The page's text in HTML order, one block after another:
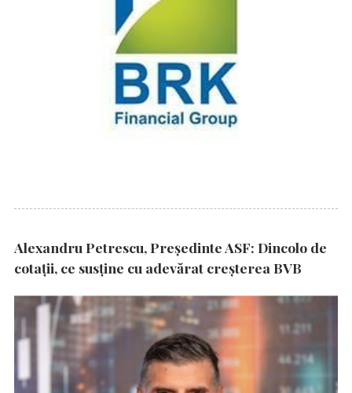
Alexandru Petrescu, Președinte ASF: Dincolo de
cotații, ce susține cu adevărat creșterea BVB